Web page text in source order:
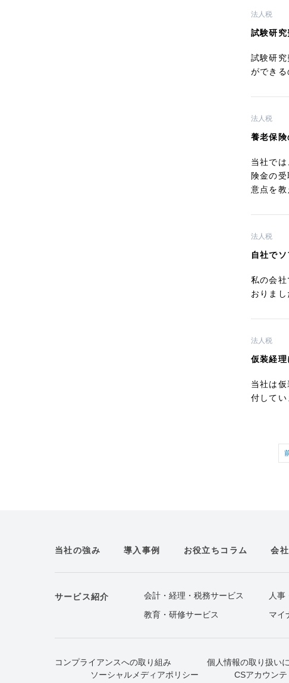
法人税
試験研
試験研
ができる
法人税
養老保
当社で
険金の
意点を教
法人税
自社で
私の会
おりま
法人税
仮装経
当社は
付してい
当社の強み 導入事例 お役立ちコラム 会
サービス紹介 会計・経理・税務サービス 人事
教育・研修サービス
マイ
コンプライアンスへの取り組み 個人情報の取り扱い
ソーシャルメディアポリシー
CSアカウン